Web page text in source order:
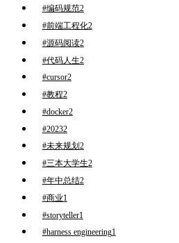
#编码规范2
#前端工程化2
#源码阅读2
#代码人生2
#cursor2
#教程2
#docker2
#20232
#未来规划 2
#三本大学生2
#年中总结2
#商业1
#storyteller1
#harness engineering1